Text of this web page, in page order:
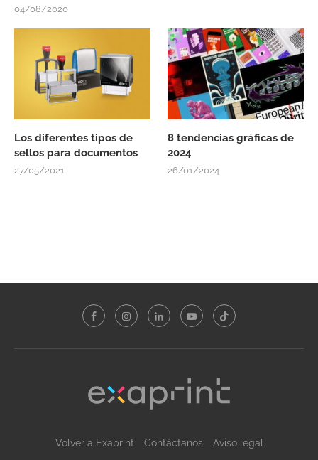
04/08/2020
Los diferentes tipos de
sellos para documentos
27/05/2021
8 tendencias gráficas de
2024
26/01/2024
Volver a Exaprint Contáctanos Aviso legal